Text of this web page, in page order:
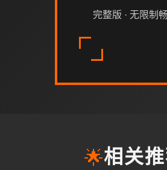
完整版 · 无限制
🌟相关